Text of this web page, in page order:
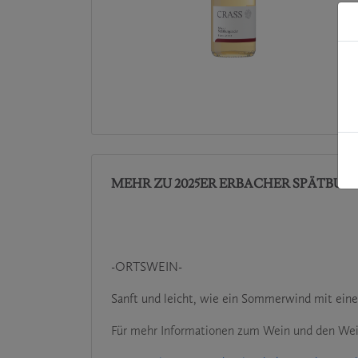
MEHR ZU 2025ER ERBACHER
-ORTSWEIN-
Sanft und leicht, wie ein Sommerwind mit
Für mehr Informationen zum Wein und den